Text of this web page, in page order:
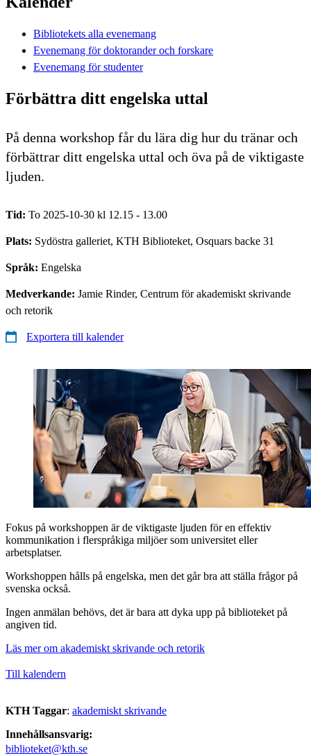
Bibliotekets alla evenemang
Evenemang för doktorander och forskare
Evenemang för studenter
Förbättra ditt engelska uttal
På denna workshop får du lära dig hur du tränar och
förbättrar ditt engelska uttal och öva på de viktigaste
ljuden.
Tid: To 2025-10-30 kl 12.15 - 13.00
Plats: Sydöstra galleriet, KTH Biblioteket, Osquars backe 31
Språk: Engelska
Medverkande: Jamie Rinder, Centrum för akademiskt skrivande
och retorik
Exportera till kalender
Fokus på workshoppen är de viktigaste ljuden för en effektiv
kommunikation i flerspråkiga miljöer som universitet eller
arbetsplatser.
Workshoppen hålls på engelska, men det går bra att ställa frågor på
svenska också.
Ingen anmälan behövs, det är bara att dyka upp på biblioteket på
angiven tid.
Läs mer om akademiskt skrivande och retorik
Till kalendern
KTH Taggar: akademiskt skrivande
Innehållsansvarig:
biblioteket@kth.se